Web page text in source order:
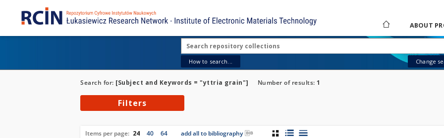
ABOUT
How to search... Change
Search for: [Subject and Keywords = "yttria grain"] Number of results: 1
Filters
Items per page: 24 40 64 add all to bibliography